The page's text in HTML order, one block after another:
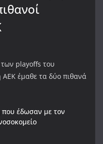
playoffs του
ΑΕΚ έμαθε τα δύο πιθανά
που έδωσαν με τον